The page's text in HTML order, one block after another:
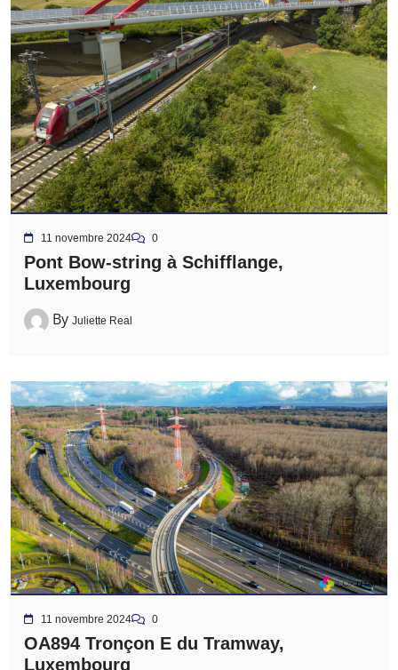
11 novembre 2024 0
Pont Bow-string à Schifflange,
Luxembourg
By Juliette Real
11 novembre 2024 0
OA894 Tronçon E du Tramway,
Luxembourg